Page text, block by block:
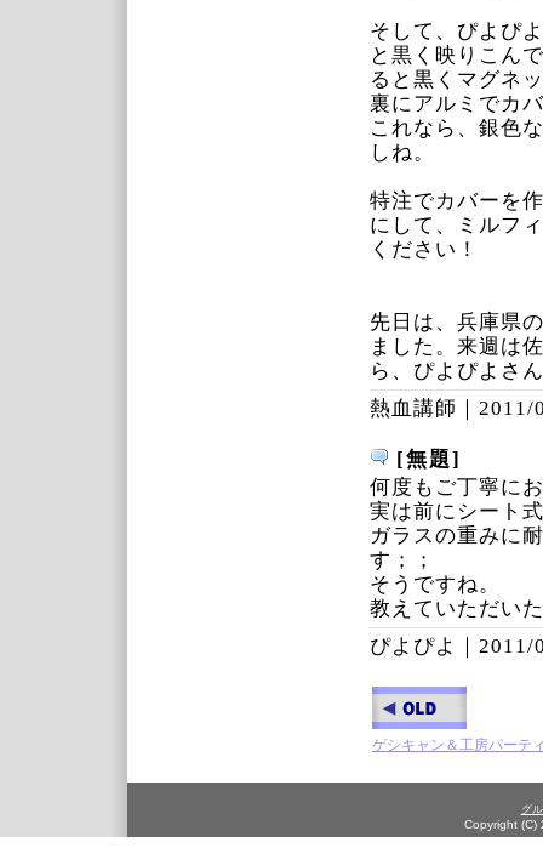
そして、ぴよぴ
と黒く映りこん
ると黒くマグネ
裏にアルミでカ
これなら、銀色
しね。
特注でカバーを
にして、ミルフ
ください！
先日は、兵庫県
ました。来週は
ら、ぴよぴよさ
熱血講師｜ 2011/
[無題]
何度もご丁寧に
実は前にシート
ガラスの重みに
す；；
そうですね。
教えていただい
ぴよぴよ｜ 2011/
ゲシキャン＆工房パーテ
グ
Copyright (C)